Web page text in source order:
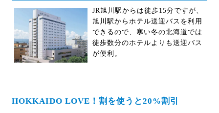
JR旭川駅からは徒歩15分ですが、
旭川駅からホテル送迎バスを利用
できるので、寒い冬の北海道では
徒歩数分のホテルよりも送迎バス
が便利。
HOKKAIDO LOVE！割を使うと20%割引